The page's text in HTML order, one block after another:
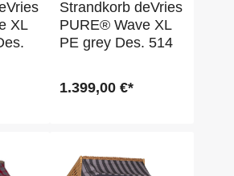
XL
Strandkorb deVries
PURE® Wave XL
PE grey Des. 514
1.399,00 €*